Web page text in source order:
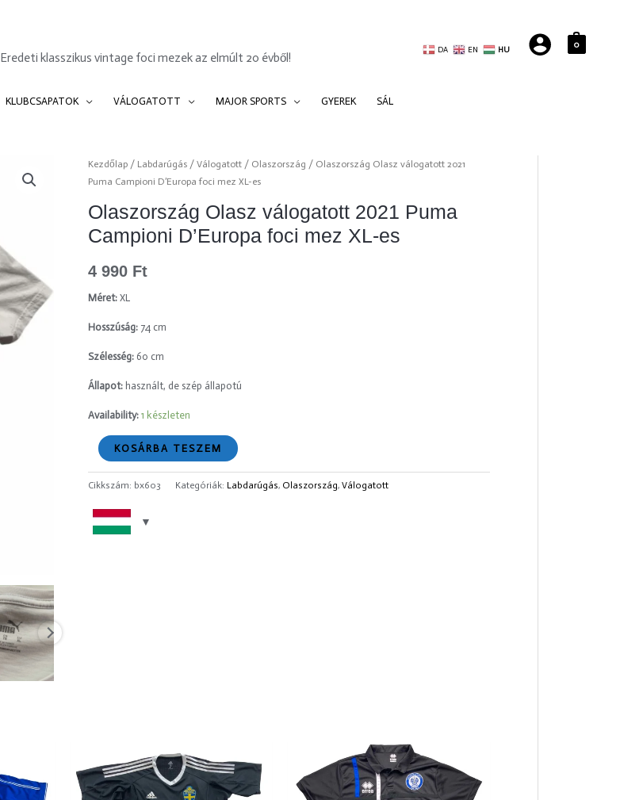
Eredeti klasszikus vintage foci mezek az elmúlt 20 évből!
DA EN HU 0
KLUBCSAPATOK VÁLOGATOTT MAJOR SPORTS GYEREK SÁL
Kezdőlap/ Labdarúgás/ Válogatott/ Olaszország / Olaszország Olasz válogatott 2021
Puma Campioni D’Europa foci mez XL-es
Olaszország Olasz válogatott 2021 Puma
Campioni D’Europa foci mez XL-es
4 990 Ft
Méret:XL
Hosszúság: 74 cm
Szélesség: 60 cm
Állapot:használt, de szép állapotú
Availability: 1 készleten
Olaszország
Olasz
válogatott
2021
Puma
D'Europa
foci
es
KOSÁRBA TESZEM
Cikkszám: bx603 Kategóriák: Labdarúgás, Olaszország, Válogatott